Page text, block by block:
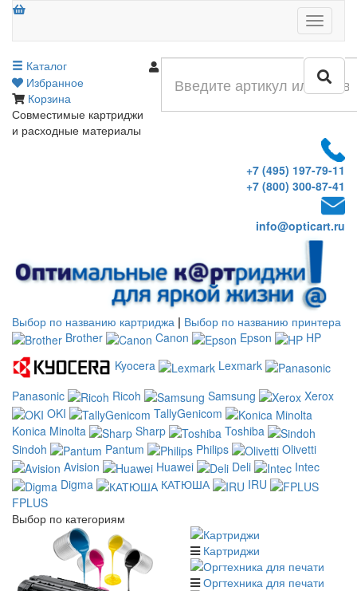
Меню
Каталог
Избранное
Корзина
Совместимые картриджи
и расходные материалы
+7 (495) 197-79-11
+7 (800) 300-87-41
info@opticart.ru
Выбор по названию картриджа | Выбор по названию принтера
Brother
Canon Epson
HP
Kyocera
Lexmark
Panasonic
Ricoh Samsung
Xerox
OKI
TallyGenicom
Konica Minolta
Sharp
Toshiba
Sindoh
Pantum Philips
Olivetti
Avision
Huawei Deli
Intec
Digma
КАТЮША
IRU
FPLUS
Выбор по категориям
Картриджи
Оргтехника для печати